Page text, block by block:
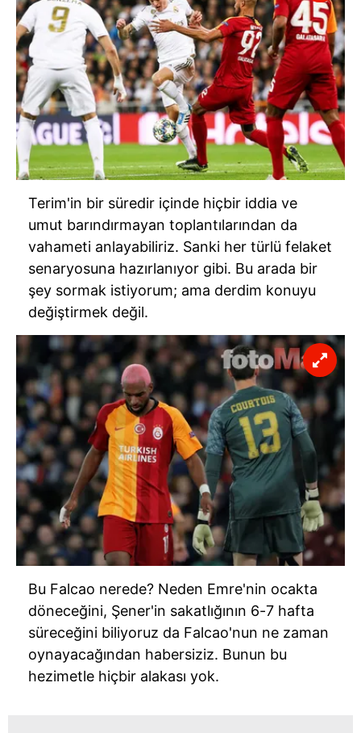
Terim'in bir süredir içinde hiçbir iddia ve
umut barındırmayan toplantılarından da
vahameti anlayabiliriz. Sanki her türlü felaket
senaryosuna hazırlanıyor gibi. Bu arada bir
şey sormak istiyorum; ama derdim konuyu
değiştirmek değil.
Bu Falcao nerede? Neden Emre'nin ocakta
döneceğini, Şener'in sakatlığının 6-7 hafta
süreceğini biliyoruz da Falcao'nun ne zaman
oynayacağından habersiziz. Bunun bu
hezimetle hiçbir alakası yok.